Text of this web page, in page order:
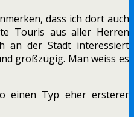
dass ich dort auch
Touris aus aller Herren
an der Stadt interessiert
großzügig. Man weiss es
einen Typ eher ersterer